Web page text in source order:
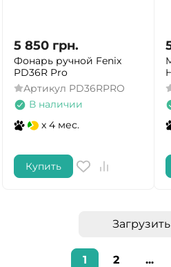
5 850 грн.
Фонарь ручной Fenix
PD36R Pro
Артикул PD36RPRO
В наличии
x 4 мес.
Купить
1 2 ...